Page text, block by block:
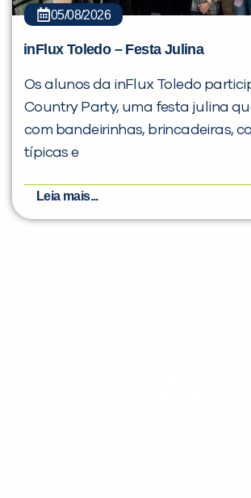
05/08/2026
inFlux Toledo – Festa Julina
Os alunos da inFlux Toledo
Country Party, uma festa julina
com bandeirinhas, brincadeiras,
típicas e
Leia mais...